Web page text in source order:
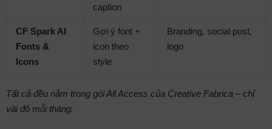
caption
CF Spark AI
Fonts &
Icons
Gợi ý font +
icon theo
style
Branding, social post,
logo
Tất cả đều nằm trong gói All Access của Creative Fabrica – chỉ
vài đô mỗi tháng.